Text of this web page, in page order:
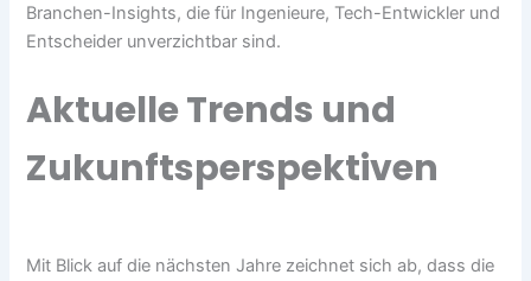
Branchen-Insights, die für Ingenieure, Tech-Entwickler und
Entscheider unverzichtbar sind.
Aktuelle Trends und
Zukunftsperspektiven
Mit Blick auf die nächsten Jahre zeichnet sich ab, dass die